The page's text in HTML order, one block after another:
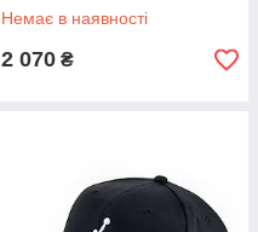
Немає в наявності
2 070 ₴